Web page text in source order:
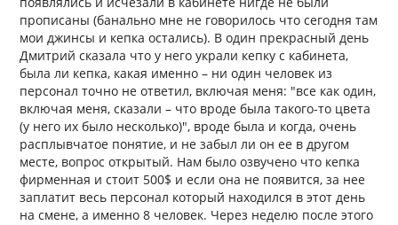
прописаны (банально мне не говорилось что сегодня там
мои джинсы и кепка остались). В один прекрасный день
Дмитрий сказала что у него украли кепку с кабинета,
была ли кепка, какая именно – ни один человек из
персонал точно не ответил, включая меня: "все как один,
включая меня, сказали – что вроде была такого-то цвета
(у него их было несколько)", вроде была и когда, очень
расплывчатое понятие, и не забыл ли он ее в другом
месте, вопрос открытый. Нам было озвучено что кепка
фирменная и стоит 500$ и если она не появится, за нее
заплатит весь персонал который находился в этот день
на смене, а именно 8 человек. Через неделю после этого